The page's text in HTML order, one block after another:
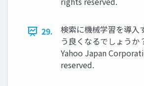
29.
検索に機械学習を導入
う良くなるでしょうか
Yahoo Japan
reserved.